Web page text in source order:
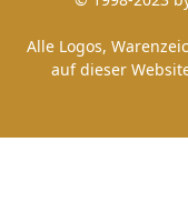
Alle Logos,
auf dieser